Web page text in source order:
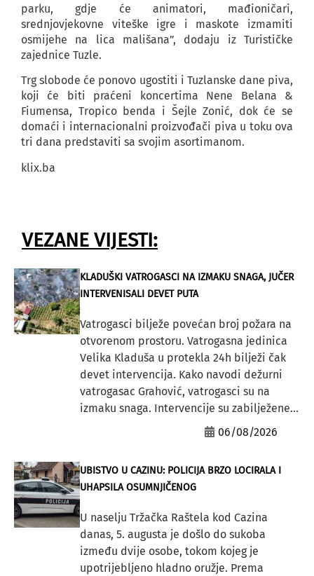
parku, gdje će animatori, mađioničari,
srednjovjekovne viteške igre i maskote izmamiti
osmijehe na lica mališana”, dodaju iz Turističke
zajednice Tuzle.
Trg slobode će ponovo ugostiti i Tuzlanske dane piva,
koji će biti praćeni koncertima Nene Belana &
Fiumensa, Tropico benda i Šejle Zonić, dok će se
domaći i internacionalni proizvođači piva u toku ova
tri dana predstaviti sa svojim asortimanom.
klix.ba
VEZANE VIJESTI:
KLADUŠKI VATROGASCI NA IZMAKU SNAGA, JUČER
INTERVENISALI DEVET PUTA
Vatrogasci bilježe povećan broj požara na
otvorenom prostoru. Vatrogasna jedinica
Velika Kladuša u protekla 24h bilježi čak
devet intervencija. Kako navodi dežurni
vatrogasac Grahović, vatrogasci su na
izmaku snaga. Intervencije su zabilježene...
06/08/2026
UBISTVO U CAZINU: POLICIJA BRZO LOCIRALA I
UHAPSILA OSUMNJIČENOG
U naselju Tržačka Raštela kod Cazina
danas, 5. augusta je došlo do sukoba
između dvije osobe, tokom kojeg je
upotrijebljeno hladno oružje. Prema